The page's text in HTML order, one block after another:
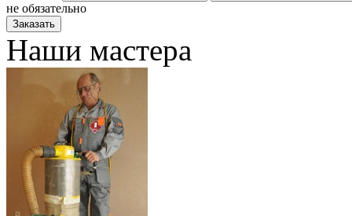
не обязательно
Наши мастера